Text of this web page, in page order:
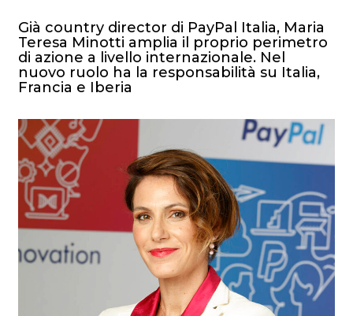
DATI
RICERCHE
PREVISIONI/SCENARI
NORMATIVE
Già country director di PayPal Italia, Maria
Teresa Minotti amplia il proprio perimetro
di azione a livello internazionale. Nel
nuovo ruolo ha la responsabilità su Italia,
Francia e Iberia